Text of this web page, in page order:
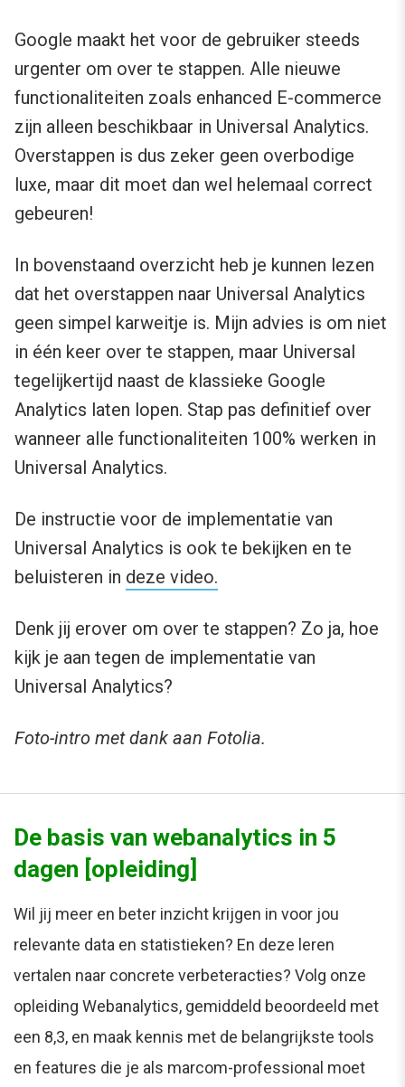
Google maakt het voor de gebruiker steeds
urgenter om over te stappen. Alle nieuwe
functionaliteiten zoals enhanced E-commerce
zijn alleen beschikbaar in Universal Analytics.
Overstappen is dus zeker geen overbodige
luxe, maar dit moet dan wel helemaal correct
gebeuren!
In bovenstaand overzicht heb je kunnen lezen
dat het overstappen naar Universal Analytics
geen simpel karweitje is. Mijn advies is om niet
in één keer over te stappen, maar Universal
tegelijkertijd naast de klassieke Google
Analytics laten lopen. Stap pas definitief over
wanneer alle functionaliteiten 100% werken in
Universal Analytics.
De instructie voor de implementatie van
Universal Analytics is ook te bekijken en te
beluisteren in deze video.
Denk jij erover om over te stappen? Zo ja, hoe
kijk je aan tegen de implementatie van
Universal Analytics?
Foto-intro met dank aan Fotolia.
De basis van webanalytics in 5
dagen [opleiding]
Wil jij meer en beter inzicht krijgen in voor jou
relevante data en statistieken? En deze leren
vertalen naar concrete verbeteracties? Volg onze
opleiding Webanalytics, gemiddeld beoordeeld met
een 8,3, en maak kennis met de belangrijkste tools
en features die je als marcom-professional moet